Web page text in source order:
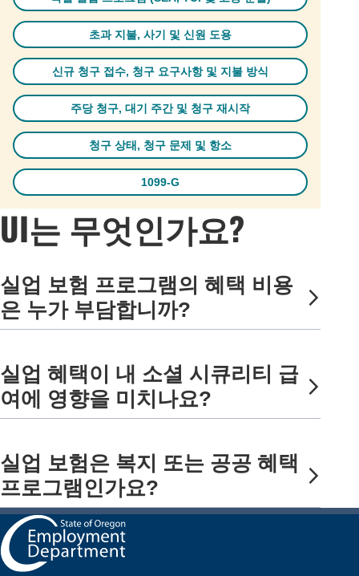
초과 지불, 사기 및 신원 도용
신규 청구 접수, 청구 요구사항 및 지불 방식
주당 청구, 대기 주간 및 청구 재시작
청구 상태, 청구 문제 및 항소
1099-G
UI는 무엇인가요?
실업 보험 프로그램의 혜택 비용
은 누가 부담합니까?
실업 혜택이 내 소셜 시큐리티 급
여에 영향을 미치나요?
실업 보험은 복지 또는 공공 혜택
프로그램인가요?